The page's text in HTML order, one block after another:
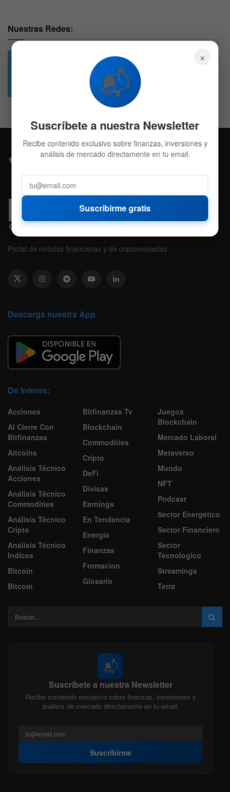
Nuestras Redes:
4.7k
Followers
Portal de noticias financieras y de criptomonedas.
Descarga nuestra App
De Interes:
Acciones
Al Cierre Con
Bitfinanzas
Altcoins
Análisis Técnico
Acciones
Análisis Técnico
Commodities
Análisis Técnico
Cripto
Análisis Técnico
Indices
Bitcoin
Bitcoin
Bitfinanzas Tv
Blockchain
Commodities
Cripto
DeFi
Divisas
Earnings
En Tendencia
Energía
Finanzas
Formacion
Glosario
Juegos
Blockchain
Mercado Laboral
Metaverso
Mundo
NFT
Podcast
Sector Energético
Sector Financiero
Sector
Tecnologico
Streamings
Terra
📬
Suscríbete a nuestra Newsletter
Recibe contenido exclusivo sobre finanzas, inversiones y
análisis de mercado directamente en tu email.
Suscribirme
×
📬
Suscríbete a nuestra Newsletter
Recibe contenido exclusivo sobre finanzas, inversiones y
análisis de mercado directamente en tu email.
Suscribirme gratis